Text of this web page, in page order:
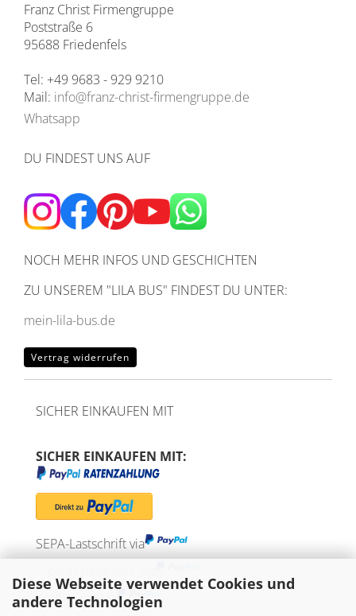
Diese Webseite verwendet Cookies und
andere Technologien
Franz Christ Firmengruppe
Poststraße 6
95688 Friedenfels
Tel: +49 9683 - 929 9210
Mail: info@franz-christ-firmengruppe.de
Whatsapp
DU FINDEST UNS AUF
NOCH MEHR INFOS UND GESCHICHTEN
ZU UNSEREM "LILA BUS" FINDEST DU UNTER:
mein-lila-bus.de
Vertrag widerrufen
SICHER EINKAUFEN MIT
SICHER EINKAUFEN MIT:
SEPA-Lastschrift via
Kreditkarte via